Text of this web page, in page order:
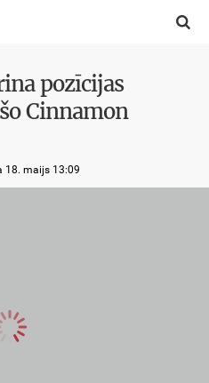

pozīcijas
Cinnamon
18. maijs 13:09